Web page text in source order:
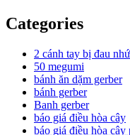
Categories
2 cánh tay bị đau
50 megumi
bánh ăn dặm gerber
bánh gerber
Banh gerber
báo giá điều hòa cây
báo giá điều hòa cây